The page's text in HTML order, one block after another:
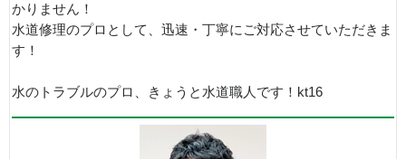
かりません！
水道修理のプロとして、迅速・丁寧にご対応させていただきま
す！
水のトラブルのプロ、きょうと水道職人です！kt16